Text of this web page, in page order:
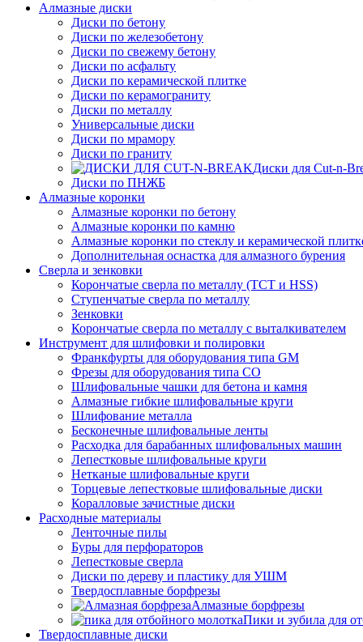
Алмазные диски
Диски по бетону
Диски по железобетону
Диски по свежему бетону
Диски по асфальту
Диски по керамической плитке
Диски по керамограниту
Диски по металлу
Универсальные диски
Диски по мрамору
Диски по граниту
Диски для Cut-n-
Диски по ПНЖБ
Алмазные коронки
Алмазные коронки по бетону
Алмазные коронки по камню
Алмазные коронки по стеклу и керамической
Дополнительная оснастка для алмазного бурения
Сверла и зенковки
Корончатые сверла по металлу (TCT и HSS)
Ступенчатые сверла по металлу
Зенковки
Корончатые сверла по металлу c выталкивателем
Инструмент для шлифовки и полировки
Франкфурты для оборудования типа GM
Фрезы для оборудования типа СО
Шлифовальные чашки для бетона и камня
Алмазные гибкие шлифовальные круги
Шлифование металла
Бесконечные шлифовальные ленты
Расходка для барабанных шлифовальных машин
Лепестковые шлифовальные круги
Нетканые шлифовальные круги
Торцевые лепестковые шлифовальные диски
Коралловые зачистные диски
Расходные материалы
Ленточные пилы
Буры для перфораторов
Лепестковые сверла
Диски по дереву и пластику для УШМ
Твердосплавные борфрезы
Алмазные борфрезы
Пики и зубила для
Твердосплавные диски